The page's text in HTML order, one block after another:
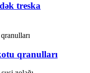
treska
qranulları